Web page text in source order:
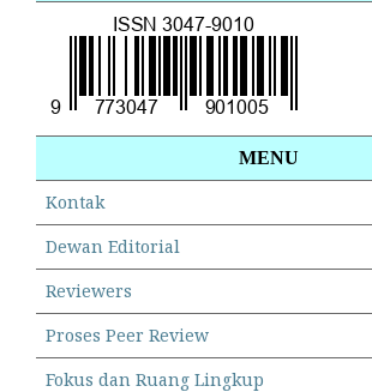
MENU
Kontak
Dewan Editorial
Reviewers
Proses Peer Review
Fokus dan Ruang Lingkup